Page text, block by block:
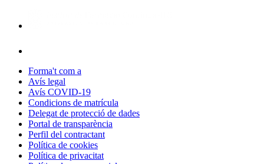
Forma't com a
Avís legal
Avís COVID-19
Condicions de matrícula
Delegat de protecció de dades
Portal de transparència
Perfil del contractant
Política de cookies
Política de privacitat